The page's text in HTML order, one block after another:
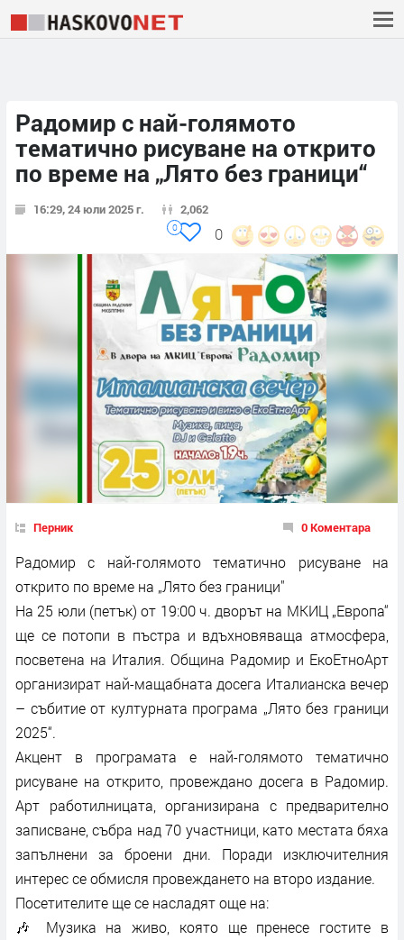
Радомир с най-голямото
тематично рисуване на открито
по време на „Лято без граници“
16:29, 24 юли 2025 г. 2,062
0
0
Перник 0 Коментара
Радомир с най-голямото тематично рисуване на
открито по време на „Лято без граници"
На 25 юли (петък) от 19:00 ч. дворът на МКИЦ „Европа“
ще се потопи в пъстра и вдъхновяваща атмосфера,
посветена на Италия. Община Радомир и ЕкоЕтноАрт
организират най-мащабната досега Италианска вечер
– събитие от културната програма „Лято без граници
2025“.
Акцент в програмата е най-голямото тематично
рисуване на открито, провеждано досега в Радомир.
Арт работилницата, организирана с предварително
записване, събра над 70 участници, като местата бяха
запълнени за броени дни. Поради изключителния
интерес се обмисля провеждането на второ издание.
Посетителите ще се насладят още на:
🎶 Музика на живо, която ще пренесе гостите в